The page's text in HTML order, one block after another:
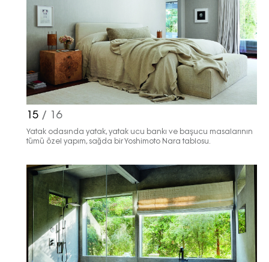
15 / 16
Yatak odasında yatak, yatak ucu bankı ve başucu masalarının
tümü özel yapım, sağda bir Yoshimoto Nara tablosu.